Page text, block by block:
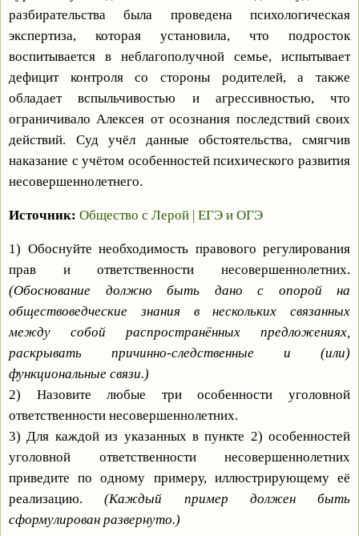
разбирательства была проведена психологическая
экспертиза, которая установила, что подросток
воспитывается в неблагополучной семье, испытывает
дефицит контроля со стороны родителей, а также
обладает вспыльчивостью и агрессивностью, что
ограничивало Алексея от осознания последствий своих
действий. Суд учёл данные обстоятельства, смягчив
наказание с учётом особенностей психического развития
несовершеннолетнего.
Источник: Общество с Лерой | ЕГЭ и ОГЭ
1) Обоснуйте необходимость правового регулирования
прав и ответственности несовершеннолетних.
(Обоснование должно быть дано с опорой на
обществоведческие знания в нескольких связанных
между собой распространённых предложениях,
раскрывать причинно-следственные и (или)
функциональные связи.)
2) Назовите любые три особенности уголовной
ответственности несовершеннолетних.
3) Для каждой из указанных в пункте 2) особенностей
уголовной ответственности несовершеннолетних
приведите по одному примеру, иллюстрирующему её
реализацию.(Каждый пример должен быть
сформулирован развернуто.)